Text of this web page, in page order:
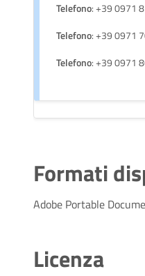
Telefono: +39 0971
Telefono: +39 0971
Telefono: +39 0971
Formati
Adobe Portable
Licenza